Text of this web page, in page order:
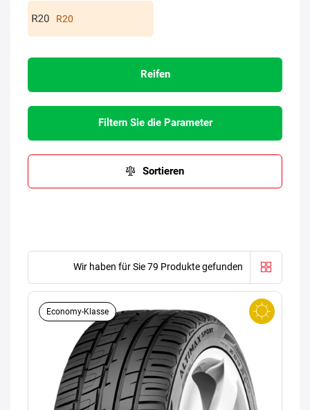
R20
Reifen
Filtern Sie die Parameter
Sortieren
Wir haben für Sie 79 Produkte gefunden
Economy-Klasse